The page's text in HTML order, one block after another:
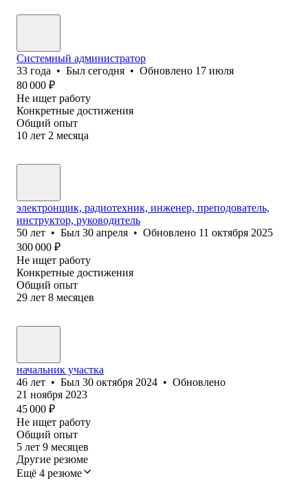
Системный администратор
33 года • Был сегодня • Обновлено 17 июля
80 000 ₽
Не ищет работу
Конкретные достижения
Общий опыт
10 лет 2 месяца
электронщик, радиотехник, инженер, преподователь,
инструктор, руководитель
50 лет • Был 30 апреля • Обновлено 11 октября 2025
300 000 ₽
Не ищет работу
Конкретные достижения
Общий опыт
29 лет 8 месяцев
начальник участка
46 лет • Был 30 октября 2024 • Обновлено
21 ноября 2023
45 000 ₽
Не ищет работу
Общий опыт
5 лет 9 месяцев
Другие резюме
Ещё 4 резюме